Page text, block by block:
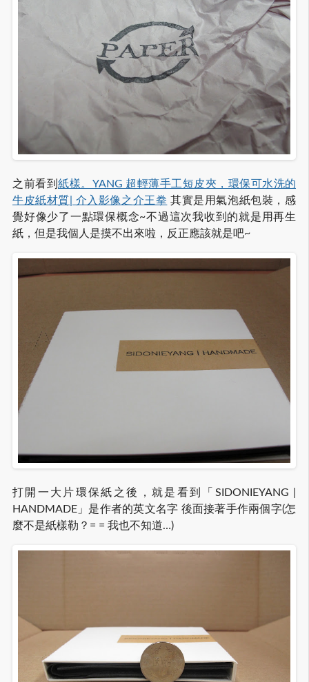
之前看到 紙樣。YANG 超輕薄手工短皮夾，環保可水洗的
牛皮紙材質| 介入影像之介王拳 其實是用氣泡紙包裝，感
覺好像少了一點環保概念~不過這次我收到的就是用再生
紙，但是我個人是摸不出來啦，反正應該就是吧~
打開一大片環保紙之後，就是看到「SIDONIEYANG |
HANDMADE」是作者的英文名字 後面接著手作兩個字(怎
麼不是紙樣勒？= = 我也不知道…)